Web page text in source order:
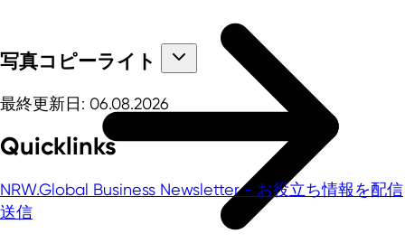
写真コピーライト
最終更新日: 06.08.2026
Quicklinks
NRW.Global Business Newsletter - お役立ち情報を配信
送信